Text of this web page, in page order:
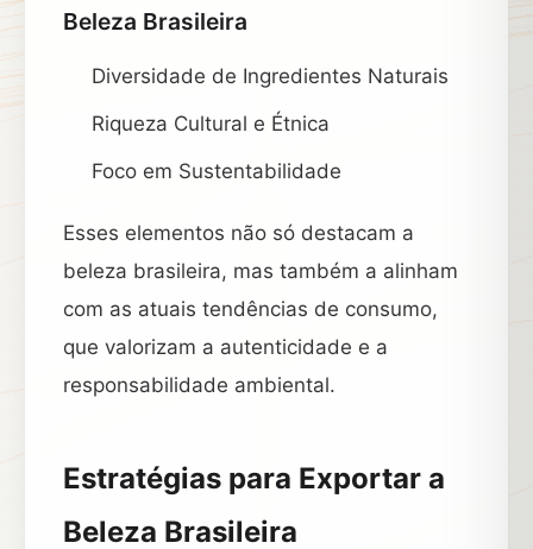
Beleza Brasileira
Diversidade de Ingredientes Naturais
Riqueza Cultural e Étnica
Foco em Sustentabilidade
Esses elementos não só destacam a
beleza brasileira, mas também a alinham
com as atuais tendências de consumo,
que valorizam a autenticidade e a
responsabilidade ambiental.
Estratégias para Exportar a
Beleza Brasileira